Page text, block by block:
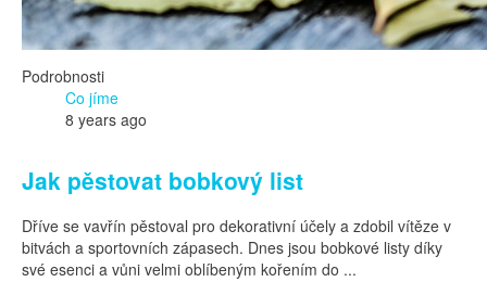
Podrobnosti
Co jíme
8 years ago
Jak pěstovat bobkový list
Dříve se vavřín pěstoval pro dekorativní účely a zdobil vítěze v
bitvách a sportovních zápasech. Dnes jsou bobkové listy díky
své esenci a vůni velmi oblíbeným kořením do ...